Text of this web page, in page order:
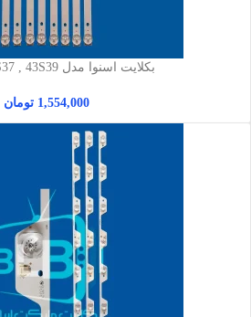
بکلایت اسنوا مدل 43S36 , 43S37 , 43S39
1,554,000 تومان